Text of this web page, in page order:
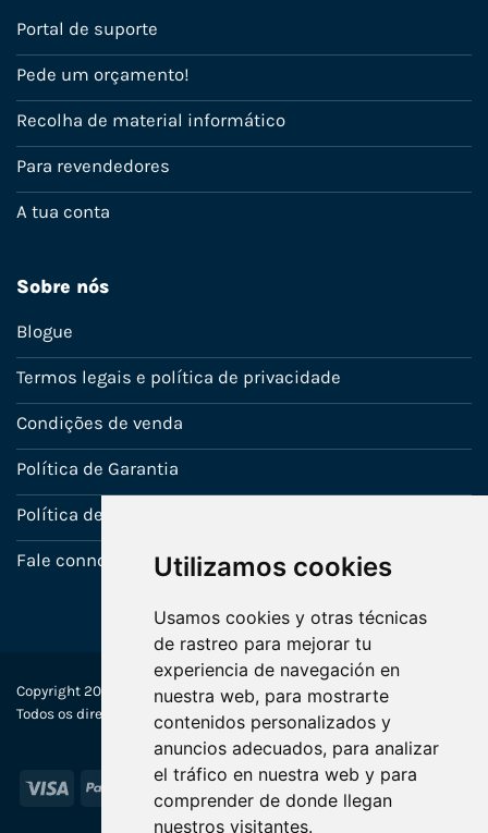
Utilizamos cookies
Usamos cookies y otras técnicas
de rastreo para mejorar tu
experiencia de navegación en
nuestra web, para mostrarte
contenidos personalizados y
anuncios adecuados, para analizar
el tráfico en nuestra web y para
comprender de donde llegan
nuestros visitantes.
Portal de suporte
Pede um orçamento!
Recolha de material informático
Para revendedores
A tua conta
Sobre nós
Blogue
Termos legais e política de privacidade
Condições de venda
Política de Garantia
Política de utilização de cookies
Fale connosco
Copyright 2022-2025 © Ecosistemas Informáticos España SL –
Todos os direitos reservados
Visa PayPal Stripe MasterCard